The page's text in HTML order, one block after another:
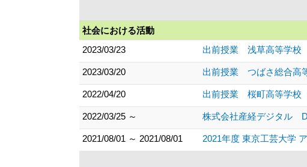
社会における活動
2023/03/23
出前授業 浅草高等学校
2023/03/20 出前授業 つばさ総合高
2022/04/20 出前授業 桜町高等学校
2022/03/25 ～ 株式会社産経デジタル
2021/08/01 ～ 2021/08/01 2021年度 東京工芸大学